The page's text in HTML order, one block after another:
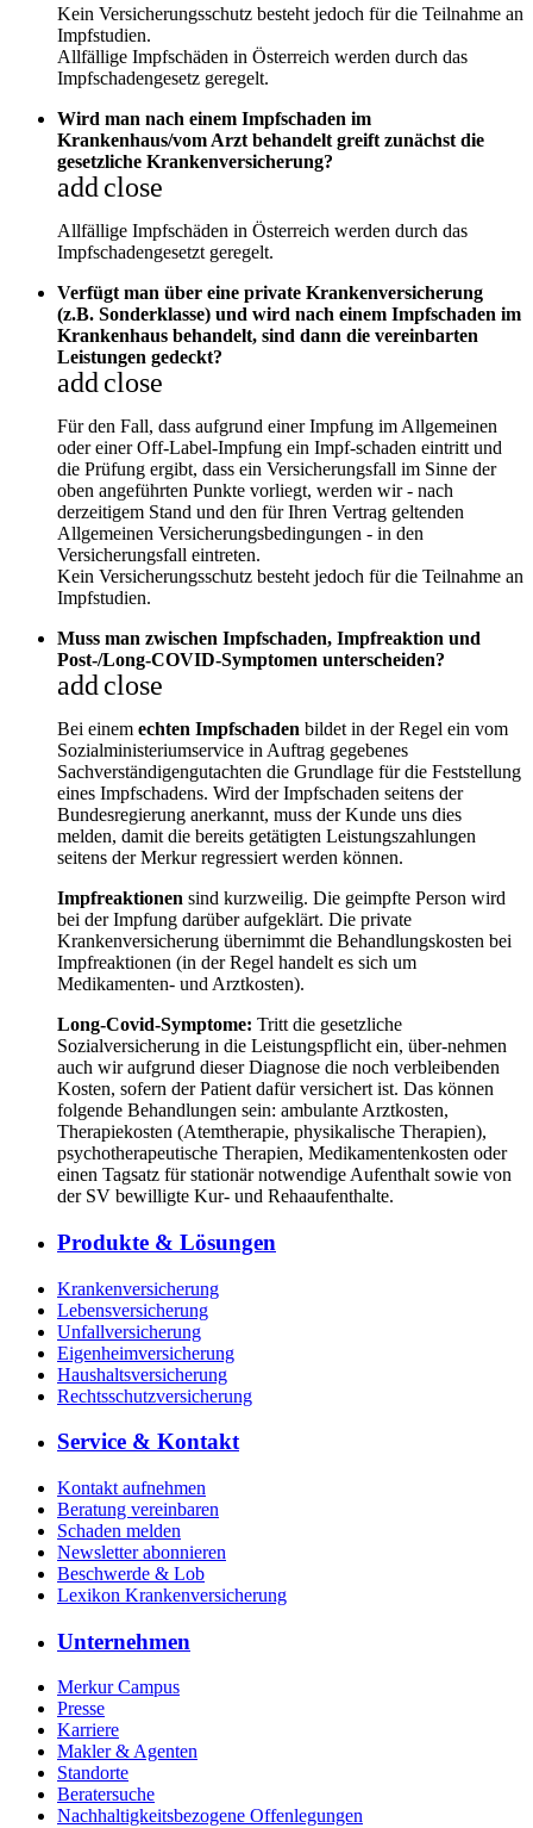
Kein Versicherungsschutz besteht jedoch für die Teilnahme an
Impfstudien.
Allfällige Impfschäden in Österreich werden durch das
Impfschadengesetz geregelt.
Wird man nach einem Impfschaden im
Krankenhaus/vom Arzt behandelt greift zunächst die
gesetzliche Krankenversicherung?
add close
Allfällige Impfschäden in Österreich werden durch das
Impfschadengesetzt geregelt.
Verfügt man über eine private Krankenversicherung
(z.B. Sonderklasse) und wird nach einem Impfschaden im
Krankenhaus behandelt, sind dann die vereinbarten
Leistungen gedeckt?
add close
Für den Fall, dass aufgrund einer Impfung im Allgemeinen
oder einer Off-Label-Impfung ein Impf-schaden eintritt und
die Prüfung ergibt, dass ein Versicherungsfall im Sinne der
oben angeführten Punkte vorliegt, werden wir - nach
derzeitigem Stand und den für Ihren Vertrag geltenden
Allgemeinen Versicherungsbedingungen - in den
Versicherungsfall eintreten.
Kein Versicherungsschutz besteht jedoch für die Teilnahme an
Impfstudien.
Muss man zwischen Impfschaden, Impfreaktion und
Post-/Long-COVID-Symptomen unterscheiden?
add close
Bei einem echten Impfschaden bildet in der Regel ein vom
Sozialministeriumservice in Auftrag gegebenes
Sachverständigengutachten die Grundlage für die Feststellung
eines Impfschadens. Wird der Impfschaden seitens der
Bundesregierung anerkannt, muss der Kunde uns dies
melden, damit die bereits getätigten Leistungszahlungen
seitens der Merkur regressiert werden können.
Impfreaktionen sind kurzweilig. Die geimpfte Person wird
bei der Impfung darüber aufgeklärt. Die private
Krankenversicherung übernimmt die Behandlungskosten bei
Impfreaktionen (in der Regel handelt es sich um
Medikamenten- und Arztkosten).
Long-Covid-Symptome: Tritt die gesetzliche
Sozialversicherung in die Leistungspflicht ein, über-nehmen
auch wir aufgrund dieser Diagnose die noch verbleibenden
Kosten, sofern der Patient dafür versichert ist. Das können
folgende Behandlungen sein: ambulante Arztkosten,
Therapiekosten (Atemtherapie, physikalische Therapien),
psychotherapeutische Therapien, Medikamentenkosten oder
einen Tagsatz für stationär notwendige Aufenthalt sowie von
der SV bewilligte Kur- und Rehaaufenthalte.
Produkte & Lösungen
Krankenversicherung
Lebensversicherung
Unfallversicherung
Eigenheimversicherung
Haushaltsversicherung
Rechtsschutzversicherung
Service & Kontakt
Kontakt aufnehmen
Beratung vereinbaren
Schaden melden
Newsletter abonnieren
Beschwerde & Lob
Lexikon Krankenversicherung
Unternehmen
Merkur Campus
Presse
Karriere
Makler & Agenten
Standorte
Beratersuche
Nachhaltigkeitsbezogene Offenlegungen